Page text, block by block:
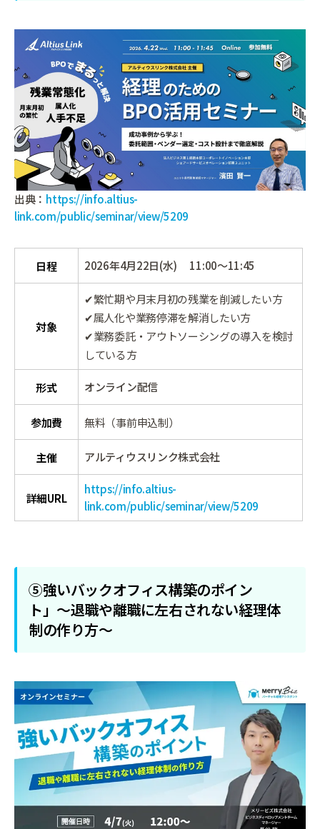
出典： https://info.altius-
link.com/public/seminar/view/5209
日程 2026年4月22日(水) 11:00～11:45
対象
✔繁忙期や月末月初の残業を削減したい方
✔属人化や業務停滞を解消したい方
✔業務委託・アウトソーシングの導入を検討
している方
形式 オンライン配信
参加費 無料（事前申込制）
主催 アルティウスリンク株式会社
詳細URL
https://info.altius-
link.com/public/seminar/view/5209
⑤強いバックオフィス構築のポイン
ト」〜退職や離職に左右されない経理体
制の作り方〜